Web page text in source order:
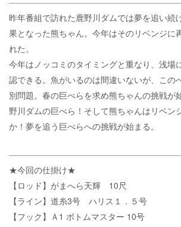
昨年番組で訪れた鹿野川ダムでは夢を追い続
果となった熊ちゃん。今年はそのリベンジに
れた。
今年はノッコミのタイミングと重なり、浅場
認できる。魚がいるのは間違いないが、この
別問題。春の巨べらを求め熊ちゃんの挑戦が
野川ダムの巨べら！そして熊ちゃんはリベン
か！夢を追う巨べらへの挑戦が始まる。
★今回の仕掛け★
【ロッド】がまへら天輝 10尺
【ライン】道糸3号 ハリス１．５号
【フック】Ａ1 ボトムマスター 10号